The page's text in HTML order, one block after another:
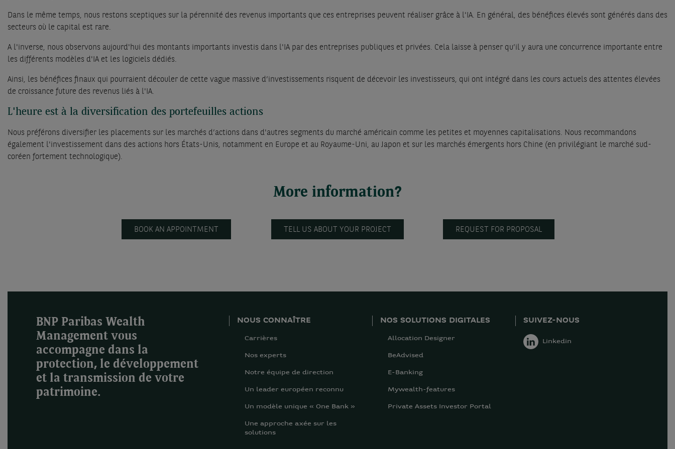
Dans le même temps, nous restons sceptiques sur la pérennité des revenus importants que ces entreprises peuvent réaliser grâce à l'IA. En général, des bénéfices élevés sont générés dans des
secteurs où le capital est rare.
A l'inverse, nous observons aujourd'hui des montants importants investis dans l'IA par des entreprises publiques et privées. Cela laisse à penser qu’il y aura une concurrence importante entre
les différents modèles d'IA et les logiciels dédiés.
Ainsi, les bénéfices finaux qui pourraient découler de cette vague massive d’investissements risquent de décevoir les investisseurs, qui ont intégré dans les cours actuels des attentes élevées
de croissance future des revenus liés à l'IA.
L'heure est à la diversification des portefeuilles actions
Nous préférons diversifier les placements sur les marchés d’actions dans d'autres segments du marché américain comme les petites et moyennes capitalisations. Nous recommandons
également l'investissement dans des actions hors États-Unis, notamment en Europe et au Royaume-Uni, au Japon et sur les marchés émergents hors Chine (en privilégiant le marché sud-
coréen fortement technologique).
More information?
BOOK AN APPOINTMENT TELL US ABOUT YOUR PROJECT REQUEST FOR PROPOSAL
BNP Paribas Wealth
Management vous
accompagne dans la
protection, le développement
et la transmission de votre
patrimoine.
NOUS CONNAÎTRE
Carrières
Nos experts
Notre équipe de direction
Un leader européen reconnu
Un modèle unique « One Bank »
Une approche axée sur les
solutions
NOS SOLUTIONS DIGITALES
Allocation Designer
BeAdvised
E-Banking
Mywealth-features
Private Assets Investor Portal
SUIVEZ-NOUS
Linkedin